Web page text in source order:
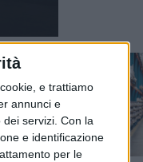
e trattiamo
annunci e
servizi. Con la
e identificazione
per le